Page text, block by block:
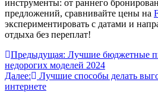
инструменты: от раннего
предложений, сравнивайте цены на
экспериментировать с датами и
отдыха без переплат!
Навигация
по
записям
Предыдущая: Лучшие бюджетные
недорогих моделей 2024
Далее:
Лучшие способы делать
интернете